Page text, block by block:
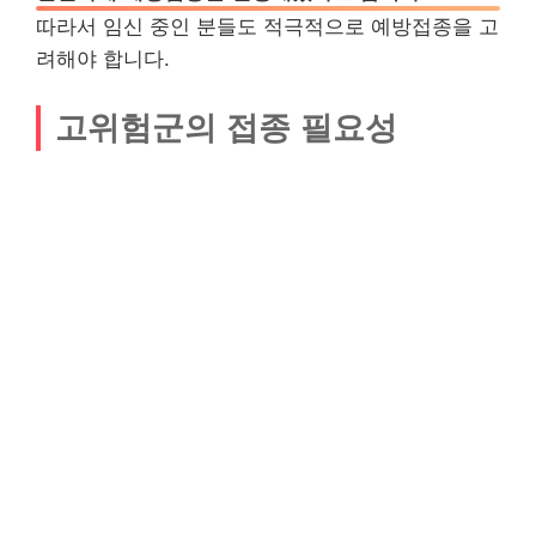
따라서 임신 중인 분들도 적극적으로 예방접종을 고
려해야 합니다.
고위험군의 접종 필요성